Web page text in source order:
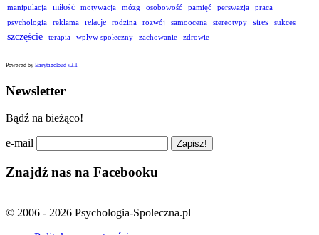
manipulacja
miłość motywacja mózg osobowość pamięć perswazja
praca
psychologia
reklama relacje rodzina rozwój samoocena stereotypy stres sukces
szczęście terapia wpływ społeczny zachowanie zdrowie
Powered by Easytagcloud v2.1
Newsletter
Bądź na bieżąco!
e-mail
Znajdź nas na Facebooku
© 2006 - 2026 Psychologia-Spoleczna.pl